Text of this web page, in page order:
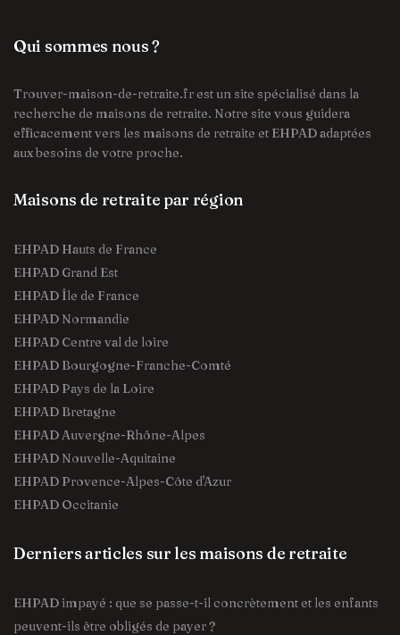
Qui sommes nous ?
Trouver-maison-de-retraite.fr est un site spécialisé dans la
recherche de maisons de retraite. Notre site vous guidera
efficacement vers les maisons de retraite et EHPAD adaptées
aux besoins de votre proche.
Maisons de retraite par région
EHPAD Hauts de France
EHPAD Grand Est
EHPAD Île de France
EHPAD Normandie
EHPAD Centre val de loire
EHPAD Bourgogne-Franche-Comté
EHPAD Pays de la Loire
EHPAD Bretagne
EHPAD Auvergne-Rhône-Alpes
EHPAD Nouvelle-Aquitaine
EHPAD Provence-Alpes-Côte d'Azur
EHPAD Occitanie
Derniers articles sur les maisons de retraite
EHPAD impayé : que se passe-t-il concrètement et les enfants
peuvent-ils être obligés de payer ?